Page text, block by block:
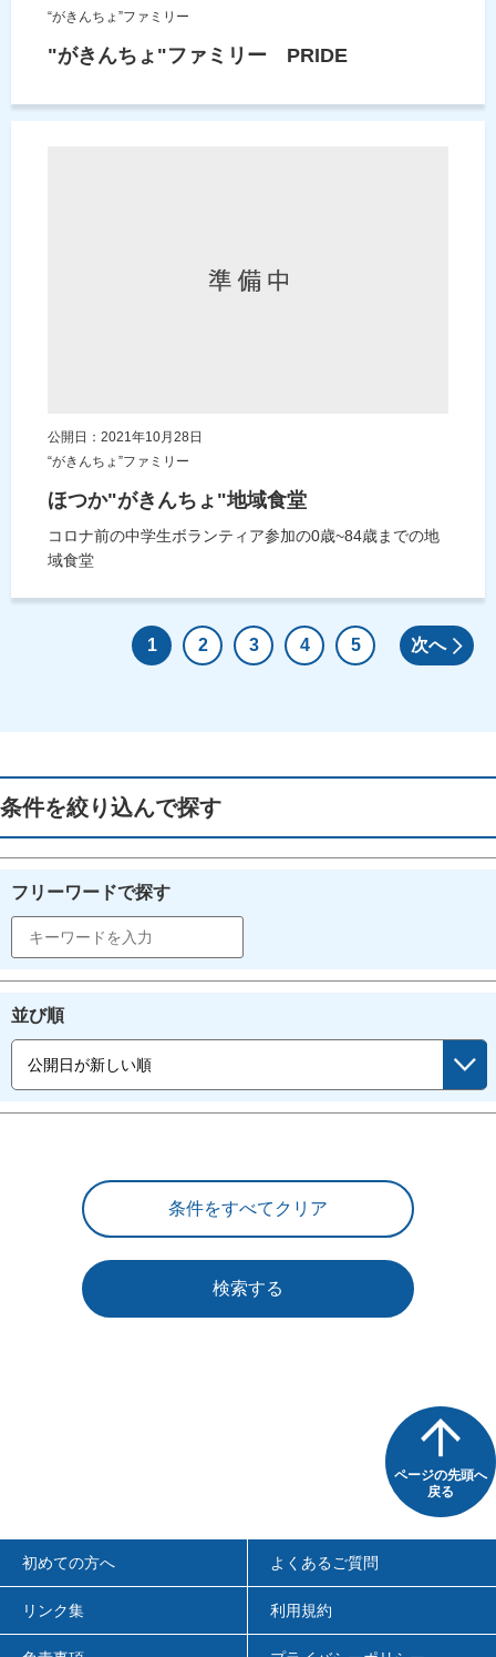
“がきんちょ”ファミリー
"がきんちょ"ファミリー PRIDE
公開日：2021年10月28日
“がきんちょ”ファミリー
ほつか"がきんちょ"地域食堂
コロナ前の中学生ボランティア参加の0歳~84歳までの地
域食堂
1 2 3 4 5 次へ
条件を絞り込んで探す
フリーワードで探す
並び順
検索する
ページの先頭へ
戻る
初めての方へ よくあるご質問
リンク集 利用規約